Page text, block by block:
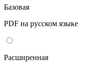
Базовая
PDF на русском языке
Расширенная